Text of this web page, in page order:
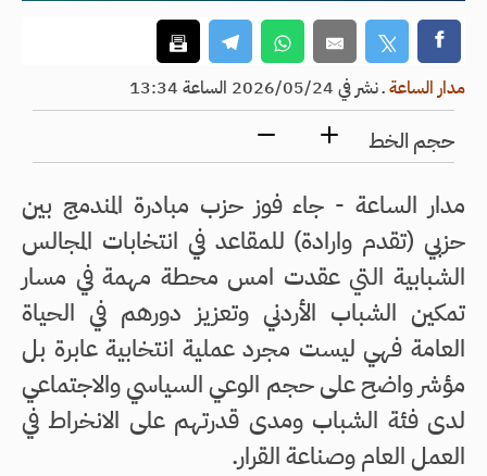
مدار الساعةـنشر في 2026/05/24 الساعة 13:34
حجم الخط
مدار الساعة - جاء فوز حزب مبادرة المندمج بين
حزبي (تقدم وارادة) للمقاعد في انتخابات المجالس
الشبابية التي عقدت امس محطة مهمة في مسار
تمكين الشباب الأردني وتعزيز دورهم في الحياة
العامة فهي ليست مجرد عملية انتخابية عابرة بل
مؤشر واضح على حجم الوعي السياسي والاجتماعي
لدى فئة الشباب ومدى قدرتهم على الانخراط في
العمل العام وصناعة القرار.